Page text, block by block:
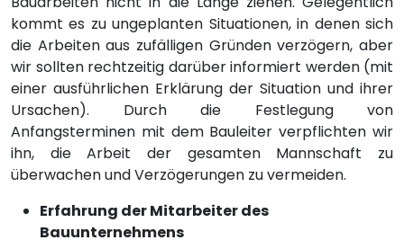
kommt es zu ungeplanten Situationen, in denen sich
die Arbeiten aus zufälligen Gründen verzögern, aber
wir sollten rechtzeitig darüber informiert werden (mit
einer ausführlichen Erklärung der Situation und ihrer
Ursachen). Durch die Festlegung von
Anfangsterminen mit dem Bauleiter verpflichten wir
ihn, die Arbeit der gesamten Mannschaft zu
überwachen und Verzögerungen zu vermeiden.
Erfahrung der Mitarbeiter des
Bauunternehmens